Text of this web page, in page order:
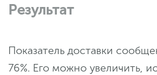
Результат
Показатель доставки
76%. Его можно увеличить,